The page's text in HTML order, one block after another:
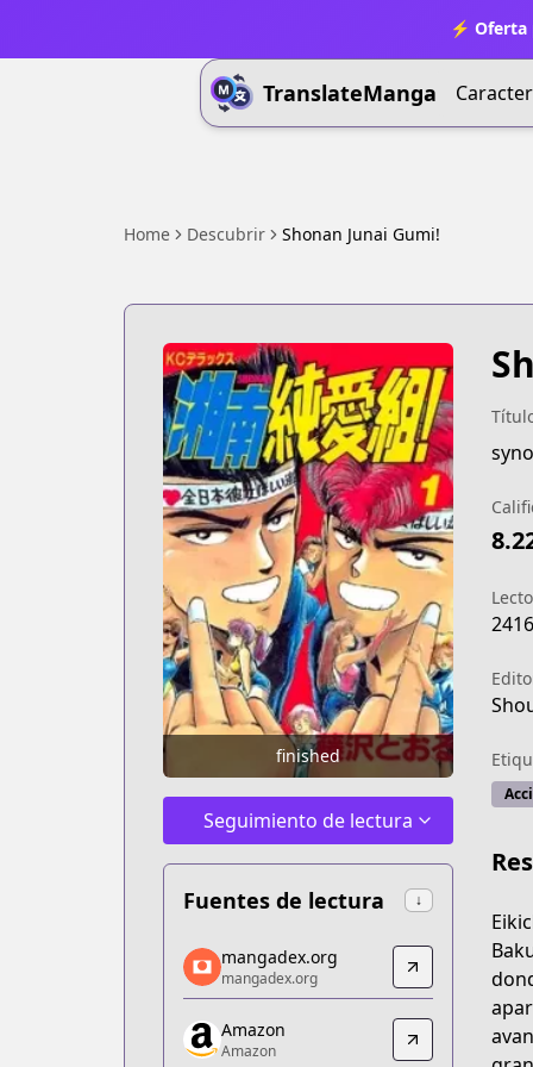
⚡
TranslateManga
Home Descubrir Shonan Junai Gumi!
finished
Seguimiento de lectura
Fuentes de lectura ↓
mangadex.org
mangadex.org
https://mangadex.org/title/857a4d6b-
Amazon
mangadex.org
mangadex.org
Amazon
Amazon